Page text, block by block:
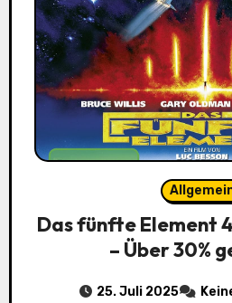
Das fünfte Element
– Über 30%
25. Juli 2025